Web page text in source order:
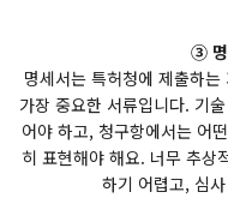
③ 명
명세서는 특허청에 제출하
가장 중요한 서류입니다. 기
어야 하고, 청구항에서는 어
히 표현해야 해요. 너무 추상
하기 어렵고, 심